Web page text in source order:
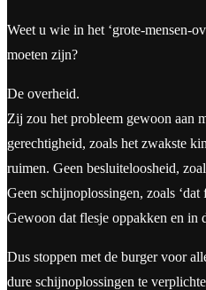
Weet u wie in het ‘grote-mensen-
moeten zijn?
De overheid.
Zij zou het probleem gewoon aan
gerechtigheid, zoals het zwakste
ruimen. Geen besluiteloosheid,
Geen schijnoplossingen, zoals ‘dat
Gewoon dat flesje oppakken en in
Dus stoppen met de burger voor
dure schijnoplossingen te